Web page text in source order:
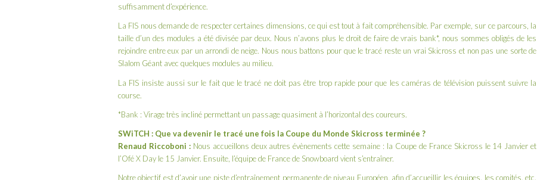
suffisamment d’expérience.
La FIS nous demande de respecter certaines dimensions, ce qui est tout à fait compréhensible. Par exemple, sur ce parcours, la
taille d’un des modules a été divisée par deux. Nous n’avons plus le droit de faire de vrais bank*, nous sommes obligés de les
rejoindre entre eux par un arrondi de neige. Nous nous battons pour que le tracé reste un vrai Skicross et non pas une sorte de
Slalom Géant avec quelques modules au milieu.
La FIS insiste aussi sur le fait que le tracé ne doit pas être trop rapide pour que les caméras de télévision puissent suivre la
course.
*Bank : Virage très incliné permettant un passage quasiment à l’horizontal des coureurs.
SWiTCH : Que va devenir le tracé une fois la Coupe du Monde Skicross terminée ?
Renaud Riccoboni : Nous accueillons deux autres évènements cette semaine : la Coupe de France Skicross le 14 Janvier et
l’Ofé X Day le 15 Janvier. Ensuite, l’équipe de France de Snowboard vient s’entraîner.
Notre objectif est d’avoir une piste d’entraînement permanente de niveau Européen, afin d’accueillir les équipes, les comités, etc.